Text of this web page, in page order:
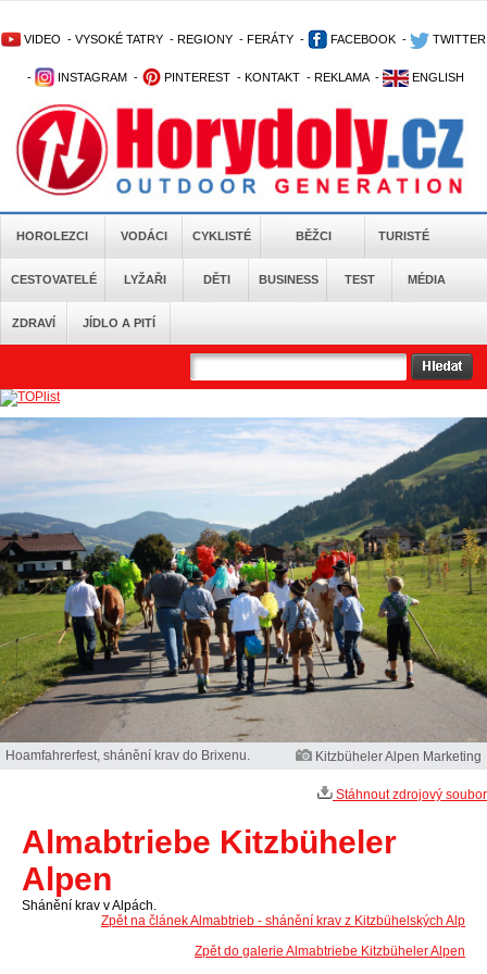
VIDEO - VYSOKÉ TATRY - REGIONY - FERÁTY - FACEBOOK - TWITTER
- INSTAGRAM - PINTEREST - KONTAKT - REKLAMA - ENGLISH
HOROLEZCI VODÁCI CYKLISTÉ BĚŽCI TURISTÉ
CESTOVATELÉ LYŽAŘI DĚTI BUSINESS TEST MÉDIA
ZDRAVÍ JÍDLO A PITÍ
Hoamfahrerfest, shánění krav do Brixenu. Kitzbüheler Alpen Marketing
Stáhnout zdrojový soubor
Almabtriebe Kitzbüheler
Alpen
Shánění krav v Alpách.
Zpět na článek Almabtrieb - shánění krav z Kitzbühelských Alp
Zpět do galerie Almabtriebe Kitzbüheler Alpen